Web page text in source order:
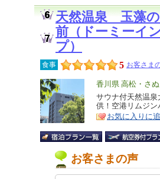
天然温泉 玉藻
前（ドーミーイ
プ）
食事 5 お客さま
エ
リ
ア
香川県 高松・さ
特
徴
サウナ付天然温
供！空港リムジ
お気に入りに
お客さまの声